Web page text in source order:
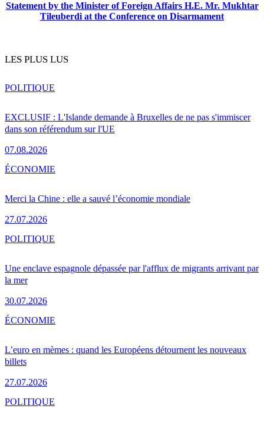
Statement by the Minister of Foreign Affairs H.E. Mr. Mukhtar
Tileuberdi at the Conference on Disarmament
LES PLUS LUS
EXCLUSIF : L'Islande demande à Bruxelles de ne pas s'immiscer
dans son référendum sur l'UE
07.08.2026
POLITIQUE
Merci la Chine : elle a sauvé l’économie mondiale
27.07.2026
ÉCONOMIE
Une enclave espagnole dépassée par l'afflux de migrants arrivant par
la mer
30.07.2026
POLITIQUE
L’euro en mèmes : quand les Européens détournent les nouveaux
billets
27.07.2026
ÉCONOMIE
POLITIQUE